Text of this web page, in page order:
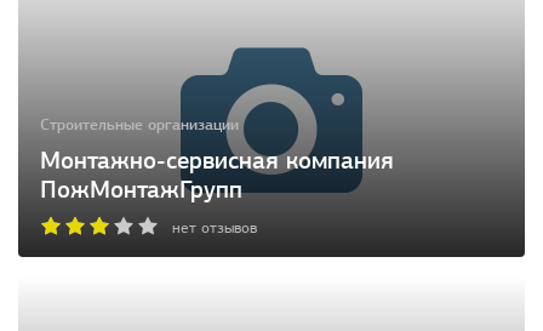
Строительные организации
Монтажно-сервисная компания
ПожМонтажГрупп
нет отзывов